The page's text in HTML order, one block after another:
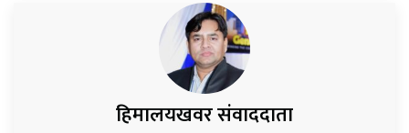
हिमालयखवर संवाददाता